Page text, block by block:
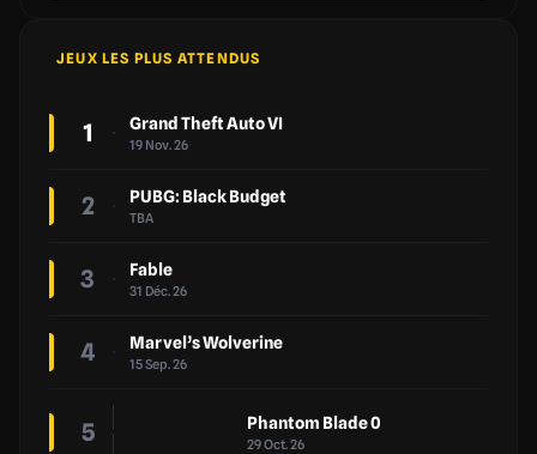
JEUX LES PLUS ATTENDUS
1 Grand Theft Auto VI
19 Nov. 26
2 PUBG: Black Budget
TBA
3 Fable
31 Déc. 26
4 Marvel’s Wolverine
15 Sep. 26
5 Phantom Blade 0
29 Oct. 26